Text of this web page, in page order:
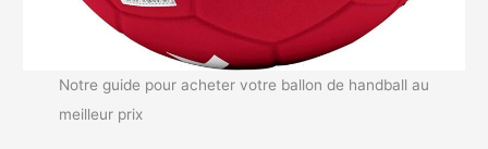
Notre guide pour acheter votre ballon de handball au
meilleur prix